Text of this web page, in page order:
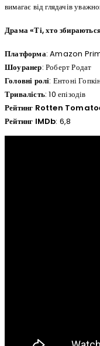
вимагає від глядачів
Драма «Ті, хто
Платформа: Amazon
Шоуранер: Роберт Родат
Головні ролі: Ентоні
Тривалість: 10 епізодів
Рейтинг Rotten
Рейтинг IMDb: 6,8